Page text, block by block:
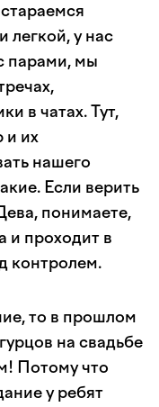
легкой, у нас
парами, мы
в чатах. Тут,
и их
нашего
Если верить
понимаете,
и проходит в
контролем.
то в прошлом
на свадьбе
Потому что
у ребят